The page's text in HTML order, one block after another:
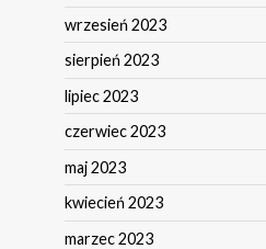
wrzesień 2023
sierpień 2023
lipiec 2023
czerwiec 2023
maj 2023
kwiecień 2023
marzec 2023